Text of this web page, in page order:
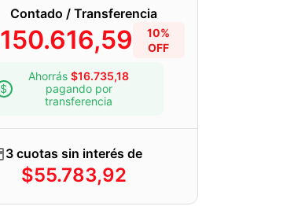
Contado / Transferencia
150.616,59
10%
OFF
Ahorrás $16.735,18
pagando por
transferencia
3 cuotas sin interés de
$55.783,92